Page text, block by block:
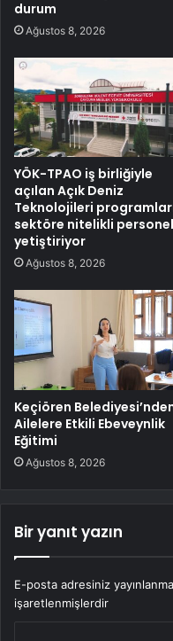
durum
Ağustos 8, 2026
YÖK-TPAO iş birliğiyle
açılan Açık Deniz
Teknolojileri
sektöre nitelikli personel
yetiştiriyor
Ağustos 8, 2026
Keçiören
Ailelere Etkili Ebeveynlik
Eğitimi
Ağustos 8, 2026
Bir yanıt yazın
E-posta adresiniz
işaretlenmişlerdir